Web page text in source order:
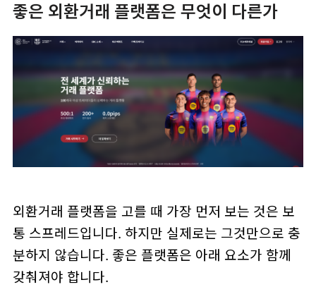
좋은 외환거래 플랫폼은 무엇이 다른가
외환거래 플랫폼을 고를 때 가장 먼저 보는 것은 보
통 스프레드입니다. 하지만 실제로는 그것만으로 충
분하지 않습니다. 좋은 플랫폼은 아래 요소가 함께
갖춰져야 합니다.